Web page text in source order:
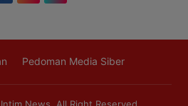
Pedoman Media Siber